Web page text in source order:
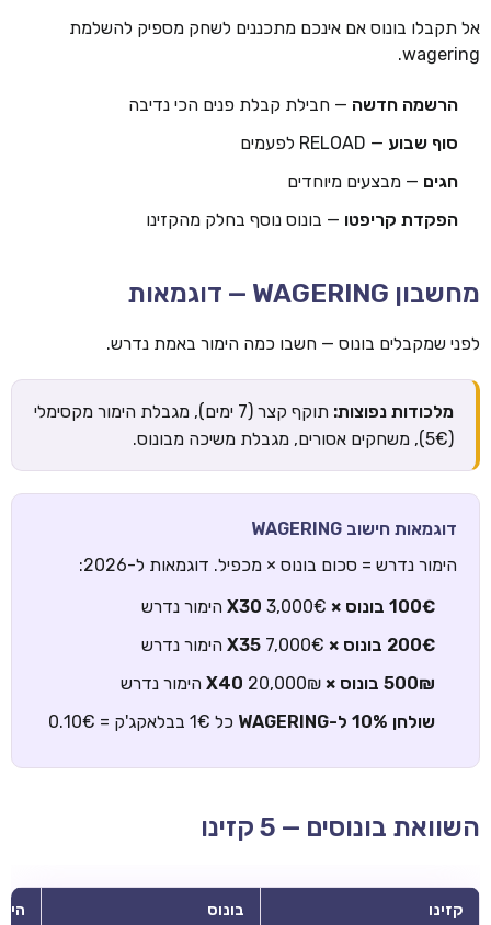
אל תקבלו בונוס אם אינכם מתכננים לשחק מספיק להשלמת
wagering.
הרשמה חדשה — חבילת קבלת פנים הכי נדיבה
סוף שבוע — RELOAD לפעמים
חגים — מבצעים מיוחדים
הפקדת קריפטו — בונוס נוסף בחלק מהקזינו
מחשבון WAGERING — דוגמאות
לפני שמקבלים בונוס — חשבו כמה הימור באמת נדרש.
מלכודות נפוצות:
תוקף קצר (7 ימים), מגבלת הימור מקסימלי
(5€), משחקים אסורים, מגבלת משיכה מבונוס.
דוגמאות חישוב WAGERING
הימור נדרש = סכום בונוס × מכפיל. דוגמאות ל-2026:
100€ בונוס × X30
3,000€ הימור נדרש
200€ בונוס × X35
7,000€ הימור נדרש
500₪ בונוס × X40
20,000₪ הימור נדרש
שולחן 10% ל-WAGERING
כל 1€ בבלאקג'ק = 0.10€
השוואת בונוסים — 5 קזינו
קזינו בונוס